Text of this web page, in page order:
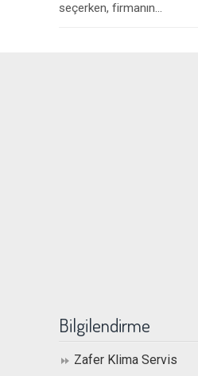
seçerken, firmanın...
Bilgilendirme
Zafer Klima Servis